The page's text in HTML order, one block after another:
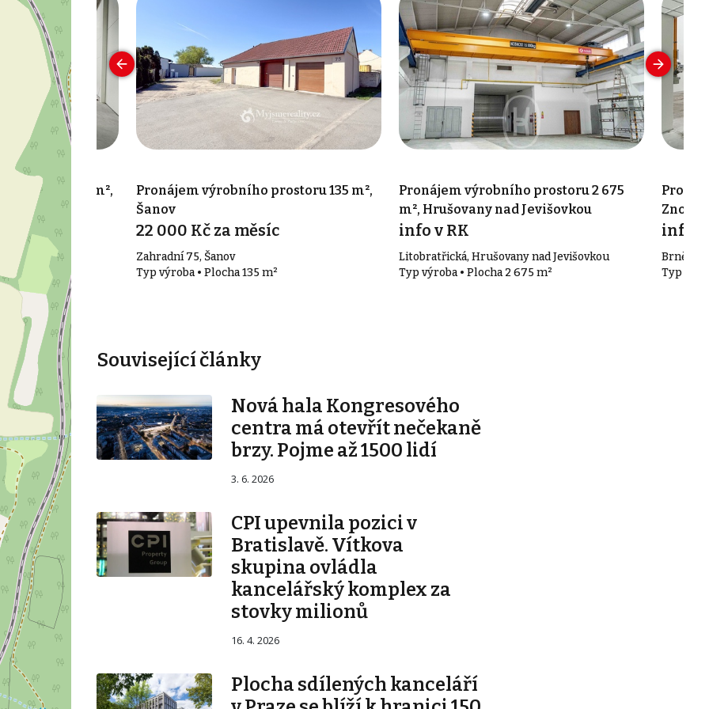
prostoru 462 m²,
Pronájem výrobního prostoru 135 m²,
Šanov
22 000 Kč za měsíc
Zahradní 75, Šanov
Typ výroba • Plocha 135 m²
Pronájem výrobního prostoru 2 675
m², Hrušovany nad Jevišovkou
info v RK
Litobratřická, Hrušovany nad Jevišovkou
Typ výroba • Plocha 2 675 m²
info v
Typ
Související články
Nová hala Kongresového
centra má otevřít nečekaně
brzy. Pojme až 1500 lidí
3. 6. 2026
CPI upevnila pozici v
Bratislavě. Vítkova
skupina ovládla
kancelářský komplex za
stovky milionů
16. 4. 2026
Plocha sdílených kanceláří